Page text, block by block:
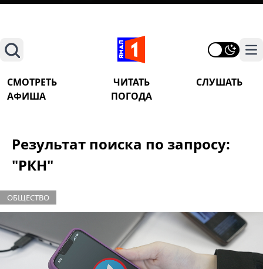
Поиск
СМОТРЕТЬ ЧИТАТЬ
СЛУШАТЬ
АФИША
ПОГОДА
Результат поиска по запросу:
"РКН"
ОБЩЕСТВО